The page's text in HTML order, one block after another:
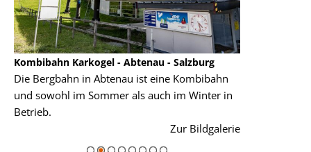
Kombibahn Karkogel - Abtenau - Salzburg
Die Bergbahn in Abtenau ist eine Kombibahn
und sowohl im Sommer als auch im Winter in
Betrieb.
Zur Bildgalerie